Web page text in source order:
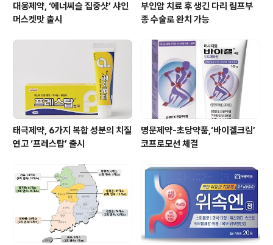
대웅제약, ‘에너씨슬 집중샷’ 샤인
머스켓맛 출시
부인암 치료 후 생긴 다리 림프부
종 수술로 완치 가능
태극제약, 6가지 복합 성분의 치질
연고 ‘프레스탑’ 출시
명문제약-초당약품,‘바이겔크림’
코프로모션 체결